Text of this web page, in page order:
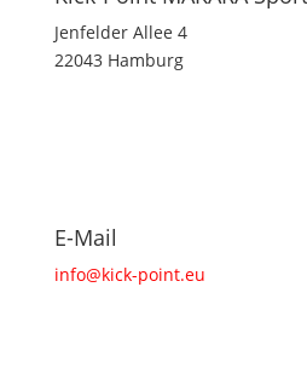
Jenfelder Allee 4
22043 Hamburg
E-Mail
info@kick-point.eu